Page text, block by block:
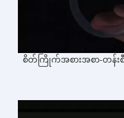
စိတ်ကြိုက်အစားအစာ-တန်းစီလီ